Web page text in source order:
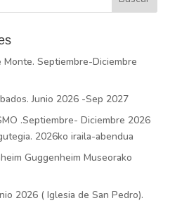
Monte. Septiembre-Diciembre
Junio 2026 -Sep 2027
.Septiembre- Diciembre 2026
2026ko iraila-abendua
Guggenheim Museorako
2026 ( Iglesia de San Pedro).